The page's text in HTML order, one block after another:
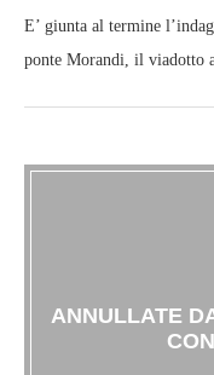
E’ giunta al termine
ponte Morandi, il viadotto
ANNULLATE